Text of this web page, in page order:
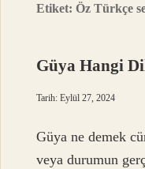
Etiket:Öz Türkçe
Güya Hangi
Tarih: Eylül 27, 2024
Güya ne demek
veya durumun